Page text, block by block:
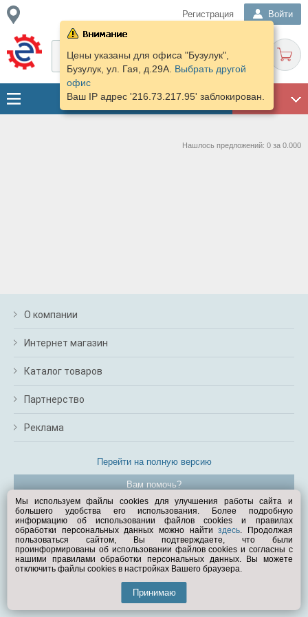
Регистрация Войти
ГАРАЖ
Цены указаны для офиса "Бузулук",
Бузулук, ул. Гая, д.29А. Выбрать другой
офис
Ваш IP адрес '216.73.217.95' заблокирован.
Нашлось предложений: 0 за 0.000
О компании
Интернет магазин
Каталог товаров
Партнерство
Реклама
Перейти на полную версию
Вам помочь?
© Exist.ru 1998—2026
Мы используем файлы cookies для улучшения работы сайта и
большего удобства его использования. Более подробную
информацию об использовании файлов cookies и правилах
обработки персональных данных можно найтиздесь. Продолжая
пользоваться сайтом, Вы подтверждаете, что были
проинформированы об использовании файлов cookies и согласны с
нашими правилами обработки персональных данных. Вы можете
отключить файлы cookies в настройках Вашего браузера.
Принимаю